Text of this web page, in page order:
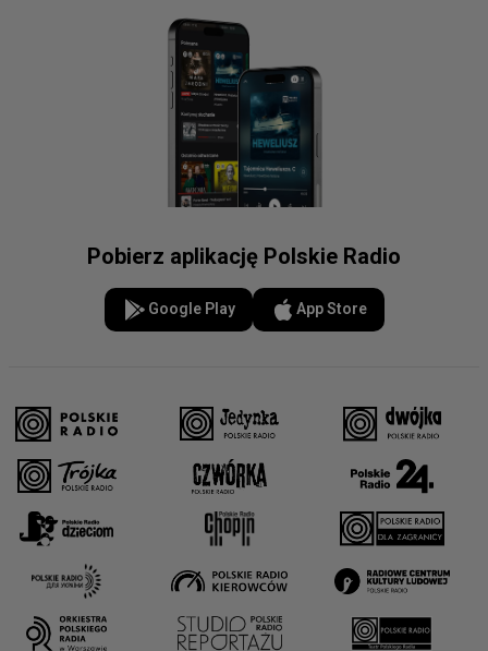
Pobierz aplikację Polskie Radio
Google Play App Store